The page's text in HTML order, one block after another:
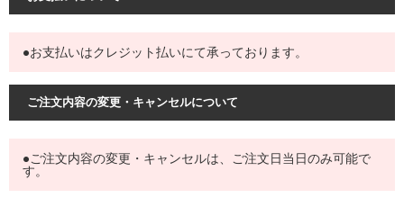
●お支払いはクレジット払いにて承っております。
ご注文内容の変更・キャンセルについて
●ご注文内容の変更・キャンセルは、ご注文日当日のみ可能で
す。